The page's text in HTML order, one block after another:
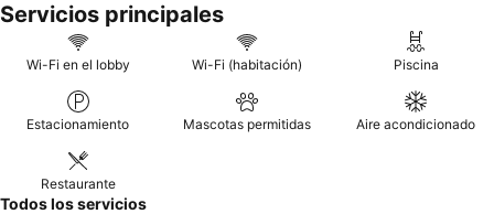
Servicios principales
Wi-Fi en el lobby Wi-Fi (habitación) Piscina
Estacionamiento Mascotas permitidas Aire acondicionado
Restaurante
Todos los servicios